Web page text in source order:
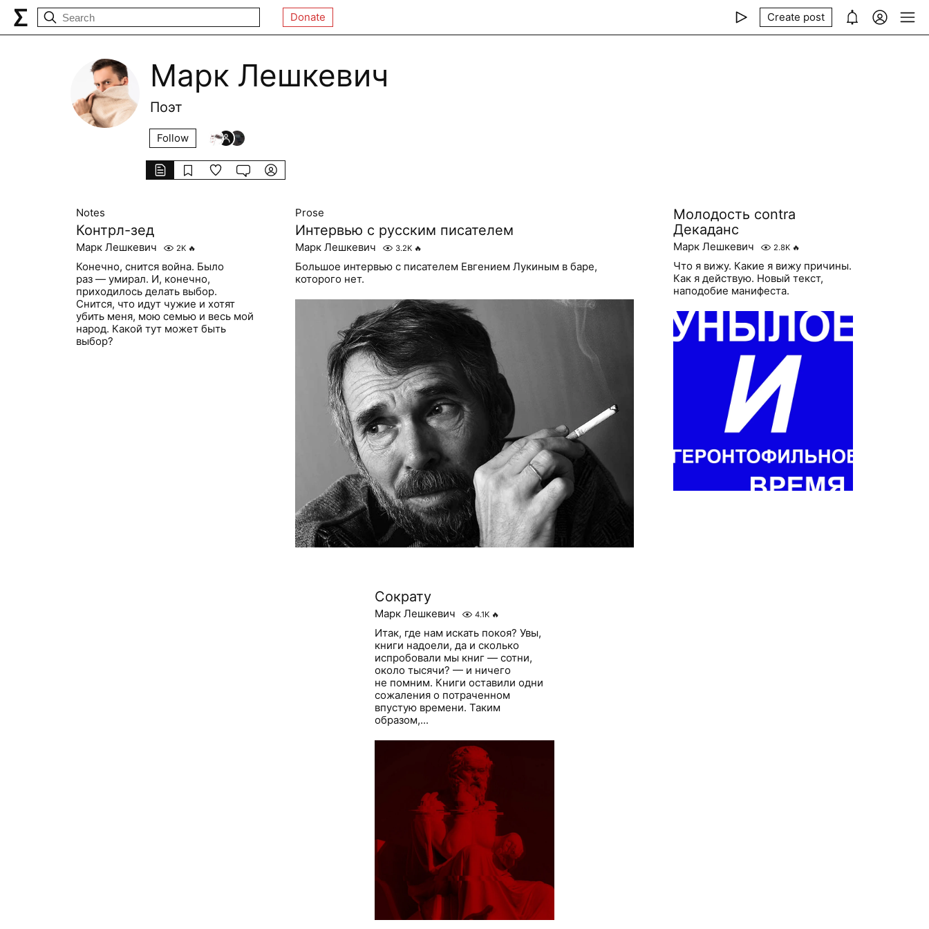
Donate Create post
Марк Лешкевич
Поэт
Follow
Notes
Контрл-зед
Марк Лешкевич 2K 🔥
Конечно, снится война. Было
раз — умирал. И, конечно,
приходилось делать выбор.
Снится, что идут чужие и хотят
убить меня, мою семью и весь мой
народ. Какой тут может быть
выбор?
Prose
Интервью с русским писателем
Марк Лешкевич 3.2K 🔥
Большое интервью с писателем Евгением Лукиным в баре,
которого нет.
Молодость contra
Декаданс
Марк Лешкевич 2.8K 🔥
Что я вижу. Какие я вижу причины.
Как я действую. Новый текст,
наподобие манифеста.
Сократу
Марк Лешкевич 4.1K 🔥
Итак, где нам искать покоя? Увы,
книги надоели, да и сколько
испробовали мы книг — сотни,
около тысячи? — и ничего
не помним. Книги оставили одни
сожаления о потраченном
впустую времени. Таким
образом,...